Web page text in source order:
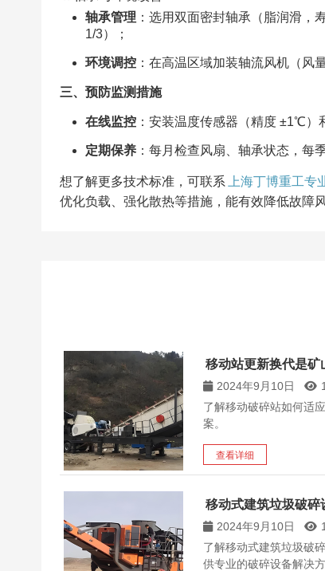
轴承管理 ：选用双面密封轴承（脂润滑，
1/3）；​
环境调控：在高温区域加装轴流风机（风
三、预防监测措施​
在线监控：安装温度传感器（精度 ±1℃）
定期保养：每月检查风扇、轴承状态，每
想了解更多技术标准，可联系 上海丁博重工专
优化负载、强化散热等措施，能有效降低故障
移动站更新换代是矿
2024年9月10日
了解移动破碎站如何适
案。
查看详细
移动式建筑垃圾破碎
2024年9月10日
了解移动式建筑垃圾破
供专业的破碎设备解决方